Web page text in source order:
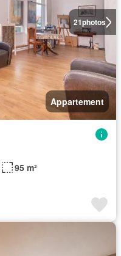
21photos
Appartement
95 m²